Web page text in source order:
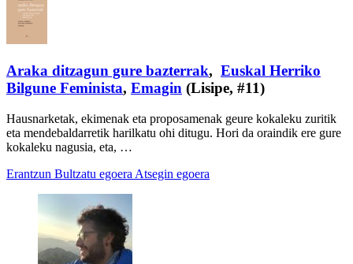
Araka ditzagun gure bazterrak, Euskal Herriko
Bilgune Feminista, Emagin (Lisipe, #11)
Hausnarketak, ekimenak eta proposamenak geure kokaleku zuritik
eta mendebaldarretik harilkatu ohi ditugu. Hori da oraindik ere gure
kokaleku nagusia, eta, …
Erantzun Bultzatu egoera Atsegin egoera